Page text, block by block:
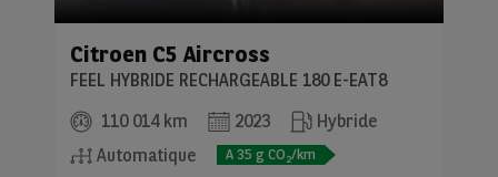
Citroen C5 Aircross
FEEL HYBRIDE RECHARGEABLE 180 E-EAT8
110 014 km
2023
Hybride
Automatique
A 35 g CO2/km